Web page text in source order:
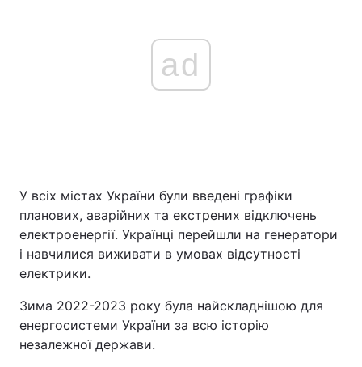
ad
У всіх містах України були введені графіки
планових, аварійних та екстрених відключень
електроенергії. Українці перейшли на генератори
і навчилися виживати в умовах відсутності
електрики.
Зима 2022-2023 року була найскладнішою для
енергосистеми України за всю історію
незалежної держави.